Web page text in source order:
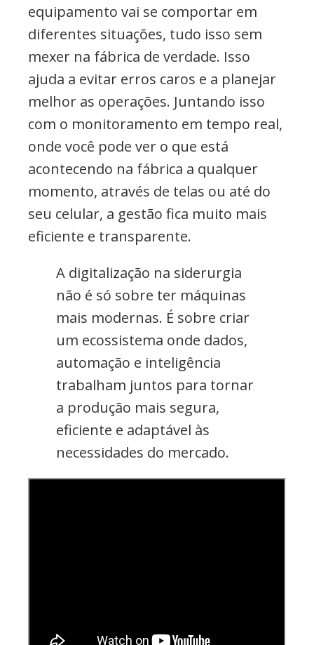
equipamento vai se comportar em
diferentes situações, tudo isso sem
mexer na fábrica de verdade. Isso
ajuda a evitar erros caros e a planejar
melhor as operações. Juntando isso
com o monitoramento em tempo real,
onde você pode ver o que está
acontecendo na fábrica a qualquer
momento, através de telas ou até do
seu celular, a gestão fica muito mais
eficiente e transparente.
A digitalização na siderurgia
não é só sobre ter máquinas
mais modernas. É sobre criar
um ecossistema onde dados,
automação e inteligência
trabalham juntos para tornar
a produção mais segura,
eficiente e adaptável às
necessidades do mercado.